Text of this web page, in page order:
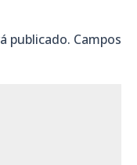
publicado. Campos